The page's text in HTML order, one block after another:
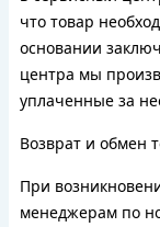
что товар
основании
центра мы
уплаченные за
Возврат и обмен
При
менеджерам по